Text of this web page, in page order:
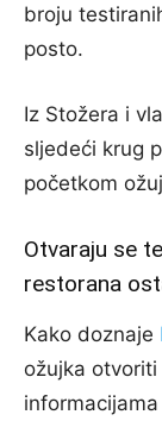
broju
posto.
Iz Stožera i
sljedeći krug
početkom
Otvaraju se
restorana
Kako doznaje
ožujka